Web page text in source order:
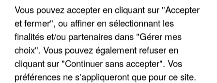
LES INTERVIEWS CHANTE
FRANCE
Voir plus
Vous pouvez accepter en cliquant sur "Accepter
et fermer", ou affiner en sélectionnant les
finalités et/ou partenaires dans "Gérer mes
choix". Vous pouvez également refuser en
cliquant sur "Continuer sans accepter". Vos
préférences ne s'appliqueront que pour ce site.